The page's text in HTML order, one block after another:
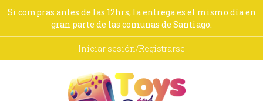
Si compras antes de las 12hrs, la entrega es el mismo día en
gran parte de las comunas de Santiago.
Iniciar sesión/Registrarse